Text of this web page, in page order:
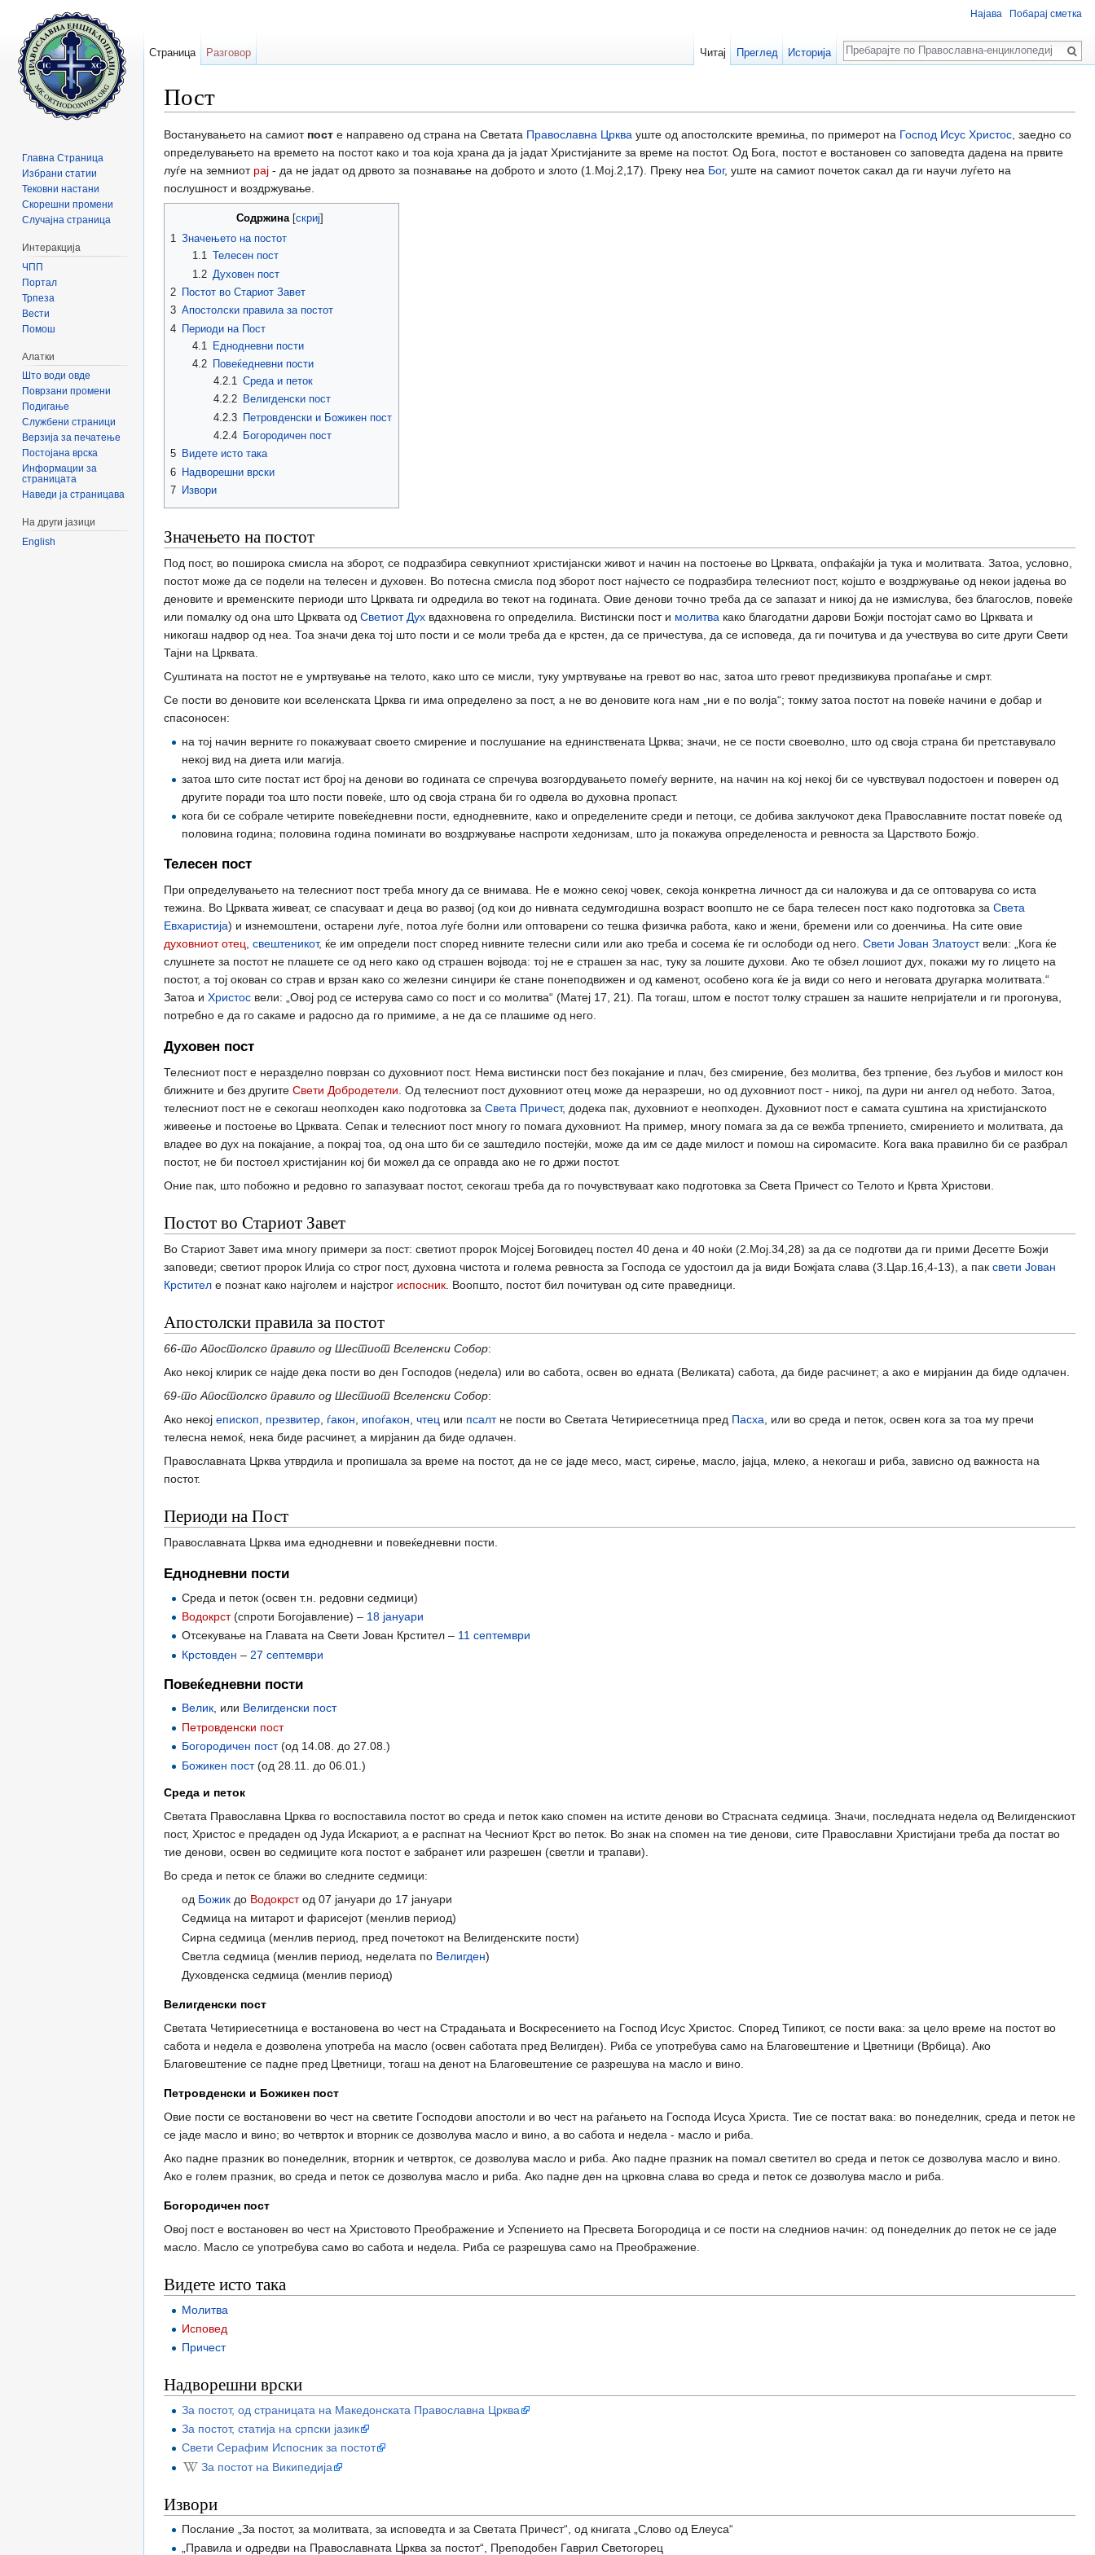
Пост
Востанувањето на самиот пост е направено од страна на Светата Православна Црква уште од апостолските времиња, по примерот на Господ Исус Христос, заедно со
определувањето на времето на постот како и тоа која храна да ја јадат Христијаните за време на постот. Од Бога, постот е востановен со заповедта дадена на првите
луѓе на земниот рај - да не јадат од дрвото за познавање на доброто и злото (1.Мој.2,17). Преку неа Бог, уште на самиот почеток сакал да ги научи луѓето на
послушност и воздржување.
Содржина[ скриј
1 Значењето на постот
1.1 Телесен пост
1.2 Духовен пост
2 Постот во Стариот Завет
3 Апостолски правила за постот
4 Периоди на Пост
4.1
Еднодневни пости
4.2
Повеќедневни пости
4.2.1 Среда и петок
4.2.2 Велигденски пост
4.2.3 Петровденски и Божикен пост
4.2.4 Богородичен пост
5 Видете исто така
6 Надворешни врски
7 Извори
Значењето на постот
Под пост, во поширока смисла на зборот, се подразбира севкупниот христијански живот и начин на постоење во Црквата, опфаќајќи ја тука и молитвата. Затоа, условно,
постот може да се подели на телесен и духовен. Во потесна смисла под зборот пост најчесто се подразбира телесниот пост, којшто е воздржување од некои јадења во
деновите и временските периоди што Црквата ги одредила во текот на годината. Овие денови точно треба да се запазат и никој да не измислува, без благослов, повеќе
или помалку од она што Црквата од Светиот Дух вдахновена го определила. Вистински пост и молитва како благодатни дарови Божји постојат само во Црквата и
никогаш надвор од неа. Тоа значи дека тој што пости и се моли треба да е крстен, да се причестува, да се исповеда, да ги почитува и да учествува во сите други Свети
Тајни на Црквата.
Суштината на постот не е умртвување на телото, како што се мисли, туку умртвување на гревот во нас, затоа што гревот предизвикува пропаѓање и смрт.
Се пости во деновите кои вселенската Црква ги има определено за пост, а не во деновите кога нам „ни е по волја“; токму затоа постот на повеќе начини е добар и
спасоносен:
на тој начин верните го покажуваат своето смирение и послушание на еднинствената Црква; значи, не се пости своеволно, што од своја страна би претставувало
некој вид на диета или магија.
затоа што сите постат ист број на денови во годината се спречува возгордувањето помеѓу верните, на начин на кој некој би се чувствувал подостоен и поверен од
другите поради тоа што пости повеќе, што од своја страна би го одвела во духовна пропаст.
кога би се собрале четирите повеќедневни пости, еднодневните, како и определените среди и петоци, се добива заклучокот дека Православните постат повеќе од
половина година; половина година поминати во воздржување наспроти хедонизам, што ја покажува определеноста и ревноста за Царството Божјо.
Телесен пост
При определувањето на телесниот пост треба многу да се внимава. Не е можно секој човек, секоја конкретна личност да си наложува и да се оптоварува со иста
тежина. Во Црквата живеат, се спасуваат и деца во развој (од кои до нивната седумгодишна возраст воопшто не се бара телесен пост како подготовка за Света
Евхаристија) и изнемоштени, остарени луѓе, потоа луѓе болни или оптоварени со тешка физичка работа, како и жени, бремени или со доенчиња. На сите овие
духовниот отец свештеникот, ќе им определи пост според нивните телесни сили или ако треба и сосема ќе ги ослободи од него. Свети Јован Златоуствели: „Кога ќе
слушнете за постот не плашете се од него како од страшен војвода: тој не е страшен за нас, туку за лошите духови. Ако те обзел лошиот дух, покажи му го лицето на
постот, а тој окован со страв и врзан како со железни синџири ќе стане понеподвижен и од каменот, особено кога ќе ја види со него и неговата другарка молитвата.“
Затоа и Христос вели: „Овој род се истерува само со пост и со молитва“ (Матеј 17, 21). Па тогаш, штом е постот толку страшен за нашите непријатели и ги прогонува,
потребно е да го сакаме и радосно да го примиме, а не да се плашиме од него.
Духовен пост
Телесниот пост е неразделно поврзан со духовниот пост. Нема вистински пост без покајание и плач, без смирение, без молитва, без трпение, без љубов и милост кон
ближните и без другите Свети Добродетели . Од телесниот пост духовниот отец може да неразреши, но од духовниот пост - никој, па дури ни ангел од небото. Затоа,
телесниот пост не е секогаш неопходен како подготовка за Света Причест, додека пак, духовниот е неопходен. Духовниот пост е самата суштина на христијанското
живеење и постоење во Црквата. Сепак и телесниот пост многу го помага духовниот. На пример, многу помага за да се вежба трпението, смирението и молитвата, да
владее во дух на покајание, а покрај тоа, од она што би се заштедило постејќи, може да им се даде милост и помош на сиромасите. Кога вака правилно би се разбрал
постот, не би постоел христијанин кој би можел да се оправда ако не го држи постот.
Оние пак, што побожно и редовно го запазуваат постот, секогаш треба да го почувствуваат како подготовка за Света Причест со Телото и Крвта Христови.
Постот во Стариот Завет
Во Стариот Завет има многу примери за пост: светиот пророк Мојсеј Боговидец постел 40 дена и 40 ноќи (2.Мој.34,28) за да се подготви да ги прими Десетте Божји
заповеди; светиот пророк Илија со строг пост, духовна чистота и голема ревноста за Господа се удостоил да ја види Божјата слава (3.Цар.16,4-13), а пак свети Јован
Крстител е познат како најголем и најстрог испосник . Воопшто, постот бил почитуван од сите праведници.
Апостолски правила за постот
66-то Апостолско правило од Шестиот Вселенски Собор:
Ако некој клирик се најде дека пости во ден Господов (недела) или во сабота, освен во едната (Великата) сабота, да биде расчинет; а ако е мирјанин да биде одлачен.
69-то Апостолско правило од Шестиот Вселенски Собор:
Ако некој епископ презвитер ѓакон ипоѓакон чтец или псалтне пости во Светата Четириесетница пред Пасха , или во среда и петок, освен кога за тоа му пречи
телесна немоќ, нека биде расчинет, а мирјанин да биде одлачен.
Православната Црква утврдила и пропишала за време на постот, да не се јаде месо, маст, сирење, масло, јајца, млеко, а некогаш и риба, зависно од важноста на
постот.
Периоди на Пост
Православната Црква има еднодневни и повеќедневни пости.
Еднодневни пости
Среда и петок (освен т.н. редовни седмици)
Водокрст(спроти Богојавление) – 18 јануари
Отсекување на Главата на Свети Јован Крстител – 11 септември
Крстовден – 27 септември
Повеќедневни пости
Велик, или Велигденски пост
Петровденски пост
Богородичен пост(од 14.08. до 27.08.)
Божикен пост(од 28.11. до 06.01.)
Среда и петок
Светата Православна Црква го воспоставила постот во среда и петок како спомен на истите денови во Страсната седмица. Значи, последната недела од Велигденскиот
пост, Христос е предаден од Јуда Искариот, а е распнат на Чесниот Крст во петок. Во знак на спомен на тие денови, сите Православни Христијани треба да постат во
тие денови, освен во седмиците кога постот е забранет или разрешен (светли и трапави).
Во среда и петок се блажи во следните седмици:
од Божик до Водокрстод 07 јануари до 17 јануари
Седмица на митарот и фарисејот (менлив период)
Сирна седмица (менлив период, пред почетокот на Велигденските пости)
Светла седмица (менлив период, неделата по Велигден)
Духовденска седмица (менлив период)
Велигденски пост
Светата Четириесетница е востановена во чест на Страдањата и Воскресението на Господ Исус Христос. Според Типикот, се пости вака: за цело време на постот во
сабота и недела е дозволена употреба на масло (освен саботата пред Велигден). Риба се употребува само на Благовештение и Цветници (Врбица). Ако
Благовештение се падне пред Цветници, тогаш на денот на Благовештение се разрешува на масло и вино.
Петровденски и Божикен пост
Овие пости се востановени во чест на светите Господови апостоли и во чест на раѓањето на Господа Исуса Христа. Тие се постат вака: во понеделник, среда и петок не
се јаде масло и вино; во четврток и вторник се дозволува масло и вино, а во сабота и недела - масло и риба.
Ако падне празник во понеделник, вторник и четврток, се дозволува масло и риба. Ако падне празник на помал светител во среда и петок се дозволува масло и вино.
Ако е голем празник, во среда и петок се дозволува масло и риба. Ако падне ден на црковна слава во среда и петок се дозволува масло и риба.
Богородичен пост
Овој пост е востановен во чест на Христовото Преображение и Успението на Пресвета Богородица и се пости на следниов начин: од понеделник до петок не се јаде
масло. Масло се употребува само во сабота и недела. Риба се разрешува само на Преображение.
Видете исто така
Молитва
Исповед
Причест
Надворешни врски
За постот, од страницата на Македонската Православна Црква
За постот, статија на српски јазик
Свети Серафим Испосник за постот
За постот на Википедија
Извори
Послание „За постот, за молитвата, за исповедта и за Светата Причест“, од книгата „Слово од Елеуса“
„Правила и одредви на Православната Црква за постот“, Преподобен Гаврил Светогорец
Најава Побарај сметка
Страница Разговор Читај Преглед Историја
Пребарај
Главна Страница
Избрани статии
Тековни настани
Скорешни промени
Случајна страница
Интеракција
ЧПП
Портал
Трпеза
Вести
Помош
Алатки
Што води овде
Поврзани промени
Подигање
Службени страници
Верзија за печатење
Постојана врска
Информации за
страницата
Наведи ја страницава
На други јазици
English